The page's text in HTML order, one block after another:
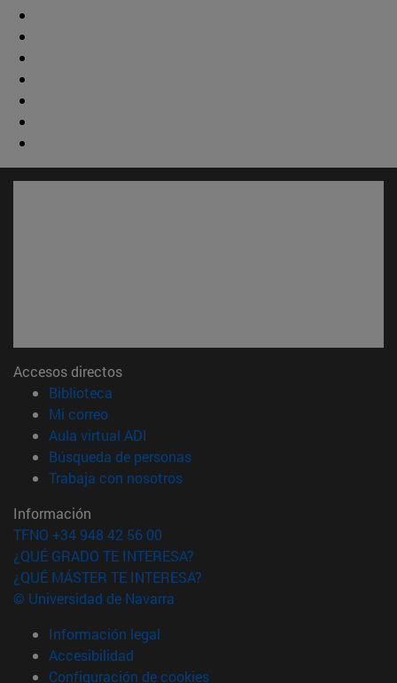
Accesos directos
Biblioteca
Mi correo(abre en nueva ventana)
Aula virtual ADI
Búsqueda de personas(abre en nueva ventana)
Trabaja con nosotros(abre en nueva ventana)
Información
TFNO +34 948 42 56 00
¿QUÉ GRADO TE INTERESA?
¿QUÉ MÁSTER TE INTERESA?
© Universidad de Navarra
Información legal
Accesibilidad
Configuración de cookies